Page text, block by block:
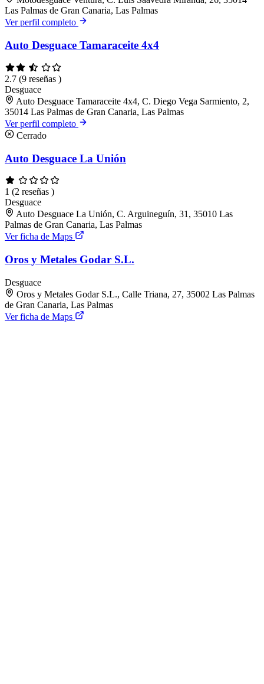
Las Palmas de Gran Canaria, Las Palmas
Ver perfil completo
Auto Desguace Tamaraceite 4x4
2.7 (9 reseñas )
Desguace
Auto Desguace Tamaraceite 4x4, C. Diego Vega Sarmiento, 2,
35014 Las Palmas de Gran Canaria, Las Palmas
Ver perfil completo
Cerrado
Auto Desguace La Unión
1 (2 reseñas )
Desguace
Auto Desguace La Unión, C. Arguineguín, 31, 35010 Las
Palmas de Gran Canaria, Las Palmas
Ver ficha de Maps
Oros y Metales Godar S.L.
Desguace
Oros y Metales Godar S.L., Calle Triana, 27, 35002 Las Palmas
de Gran Canaria, Las Palmas
Ver ficha de Maps